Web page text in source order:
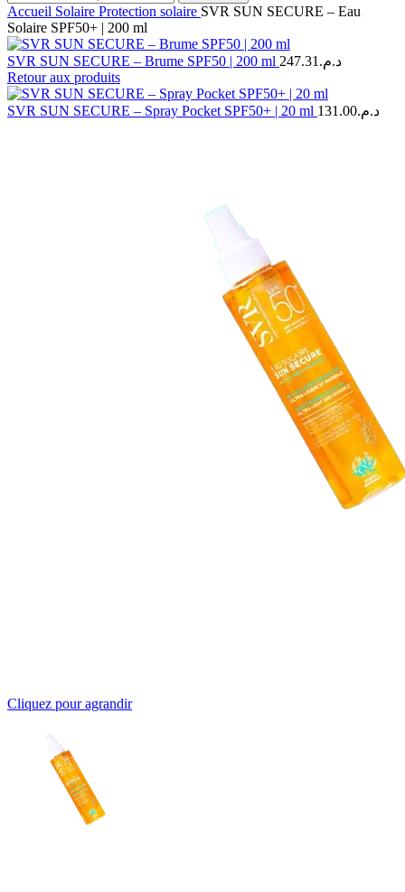
Accueil Solaire Protection solaire SVR SUN SECURE – Eau
Solaire SPF50+ | 200 ml
SVR SUN SECURE – Brume SPF50 | 200 ml د.م. 247.31
Retour aux produits
SVR SUN SECURE – Spray Pocket SPF50+ | 20 ml د.م.131.00
Cliquez pour agrandir